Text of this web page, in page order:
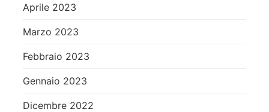
Aprile 2023
Marzo 2023
Febbraio 2023
Gennaio 2023
Dicembre 2022